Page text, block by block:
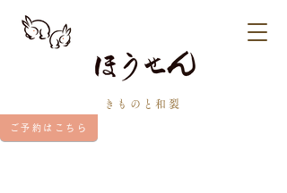
きものと和裂
ご予約はこちら